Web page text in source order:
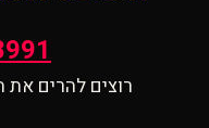
רוצים להרים את